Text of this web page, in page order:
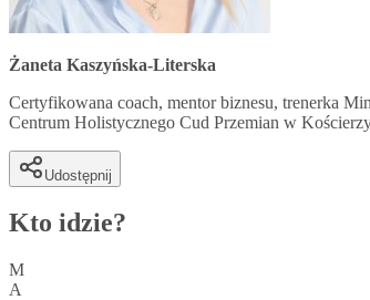
Żaneta Kaszyńska-Literska
Certyfikowana coach, mentor biznesu, trenerka
Centrum Holistycznego Cud Przemian w
Udostępnij
Kto idzie?
M
A